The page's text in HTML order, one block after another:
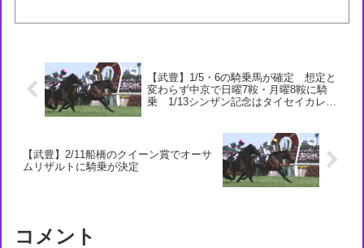
【武豊】1/5・6の騎乗馬が確定 想定と
変わらず中京で日曜7鞍・月曜8鞍に騎
乗 1/13シンザン記念はタイセイカレン
【武豊】2/11船橋のクイーン賞でオーサ
ムリザルトに騎乗が決定
コメント